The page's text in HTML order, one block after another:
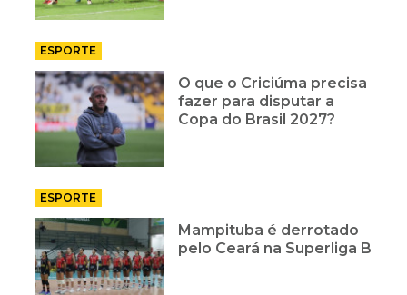
ESPORTE
O que o Criciúma precisa
fazer para disputar a
Copa do Brasil 2027?
ESPORTE
Mampituba é derrotado
pelo Ceará na Superliga B